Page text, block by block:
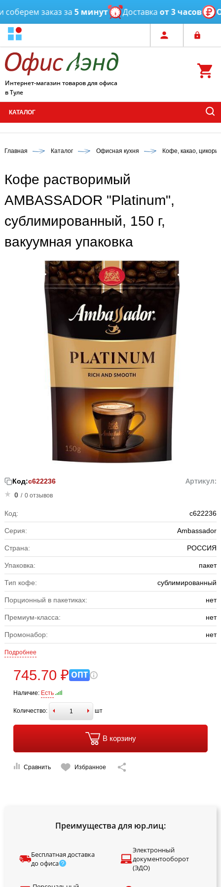
заказ за 5 минут Доставкаот 3 часов
Интернет-магазин товаров для офиса
в Туле
КАТАЛОГ
Главная Каталог Офисная кухня Кофе, какао,
Кофе растворимый
AMBASSADOR "Platinum",
сублимированный, 150 г,
вакуумная упаковка
Код:с622236 Артикул:
0 / 0 отзывов
Код: с622236
Серия: Ambassador
Страна: РОССИЯ
Упаковка: пакет
Тип кофе: сублимированный
Порционный в пакетиках: нет
Премиум-класса: нет
Промонабор: нет
Подробнее
745.70 ₽ ОПТ
Наличие: Есть
Количество: шт
В корзину
Сравнить Избранное
Преимущества для юр.лиц:
Бесплатная доставка
до офиса
Электронный
документооборот
(ЭДО)